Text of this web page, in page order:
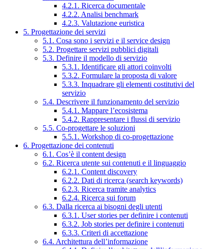
4.2.1. Ricerca documentale
4.2.2. Analisi benchmark
4.2.3. Valutazione euristica
5. Progettazione dei servizi
5.1. Cosa sono i servizi e il service design
5.2. Progettare servizi pubblici digitali
5.3. Definire il modello di servizio
5.3.1. Identificare gli attori coinvolti
5.3.2. Formulare la proposta di valore
5.3.3. Inquadrare gli elementi costitutivi del
servizio
5.4. Descrivere il funzionamento del servizio
5.4.1. Mappare l’ecosistema
5.4.2. Rappresentare i flussi di servizio
5.5. Co-progettare le soluzioni
5.5.1. Workshop di co-progettazione
6. Progettazione dei contenuti
6.1. Cos’è il content design
6.2. Ricerca utente sui contenuti e il linguaggio
6.2.1. Content discovery
6.2.2. Dati di ricerca (search keywords)
6.2.3. Ricerca tramite analytics
6.2.4. Ricerca sui forum
6.3. Dalla ricerca ai bisogni degli utenti
6.3.1. User stories per definire i contenuti
6.3.2. Job stories per definire i contenuti
6.3.3. Criteri di accettazione
6.4. Architettura dell’informazione